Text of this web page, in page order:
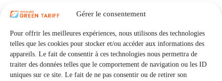
Gérer le consentement
Pour offrir les meilleures expériences, nous utilisons des technologies
telles que les cookies pour stocker et/ou accéder aux informations des
appareils. Le fait de consentir à ces technologies nous permettra de
traiter des données telles que le comportement de navigation ou les ID
uniques sur ce site. Le fait de ne pas consentir ou de retirer son